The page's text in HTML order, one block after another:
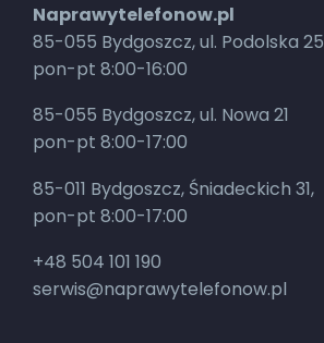
Naprawytelefonow.pl
85-055 Bydgoszcz, ul. Podolska 25
pon-pt 8:00-16:00
85-055 Bydgoszcz, ul. Nowa 21
pon-pt 8:00-17:00
85-011 Bydgoszcz, Śniadeckich 31,
pon-pt 8:00-17:00
+48 504 101 190
serwis@naprawytelefonow.pl